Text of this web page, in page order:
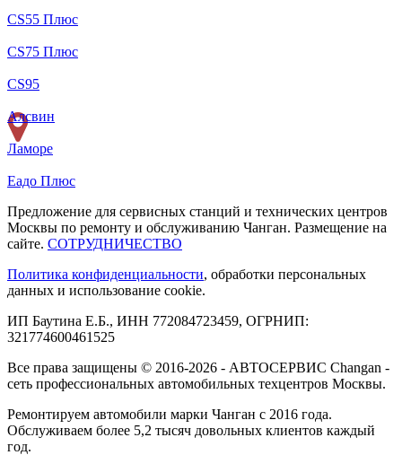
CS55 Плюс
CS75 Плюс
CS95
Алсвин
Ламоре
Еадо Плюс
Предложение для сервисных станций и технических центров
Москвы по ремонту и обслуживанию Чанган. Размещение на
сайте. СОТРУДНИЧЕСТВО
Политика конфиденциальности, обработки персональных
данных и использование cookie.
ИП Баутина Е.Б., ИНН 772084723459, ОГРНИП:
321774600461525
Все права защищены © 2016-2026 - АВТОСЕРВИС Changan -
сеть профессиональных автомобильных техцентров Москвы.
Ремонтируем автомобили марки Чанган с 2016 года.
Обслуживаем более 5,2 тысяч довольных клиентов каждый
год.